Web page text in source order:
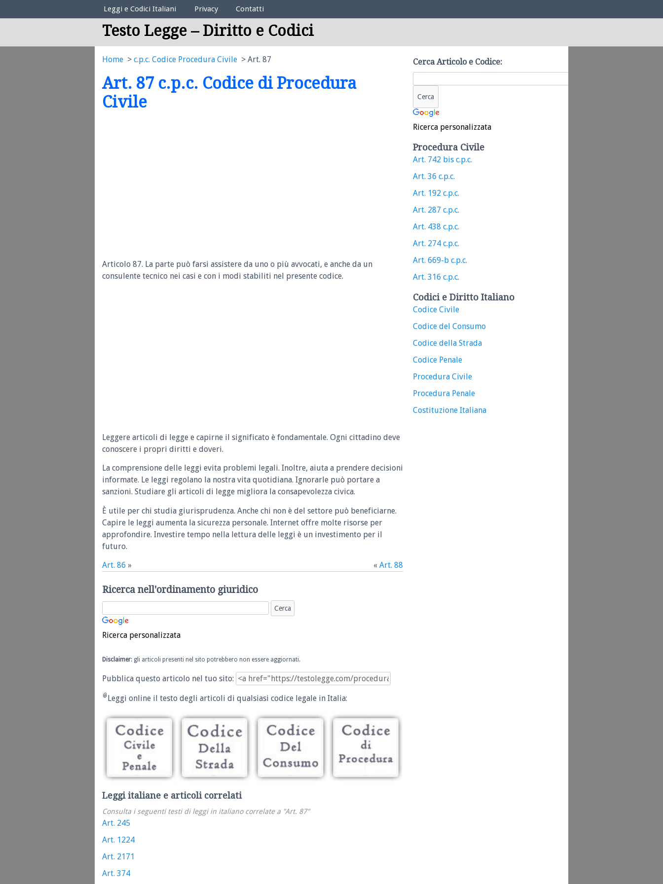
Elenco Codici Legali
Leggi e Codici Italiani Privacy Contatti
Testo Legge – Diritto e Codici
Home c.p.c. Codice Procedura Civile Art. 87
Art. 87 c.p.c. Codice di Procedura
Civile
Articolo 87. La parte può farsi assistere da uno o più avvocati, e anche da un
consulente tecnico nei casi e con i modi stabiliti nel presente codice.
Leggere articoli di legge e capirne il significato è fondamentale. Ogni cittadino deve
conoscere i propri diritti e doveri.
La comprensione delle leggi evita problemi legali. Inoltre, aiuta a prendere decisioni
informate. Le leggi regolano la nostra vita quotidiana. Ignorarle può portare a
sanzioni. Studiare gli articoli di legge migliora la consapevolezza civica.
È utile per chi studia giurisprudenza. Anche chi non è del settore può beneficiarne.
Capire le leggi aumenta la sicurezza personale. Internet offre molte risorse per
approfondire. Investire tempo nella lettura delle leggi è un investimento per il
futuro.
Art. 86 » « Art. 88
Ricerca nell'ordinamento giuridico
Ricerca personalizzata
Disclaimer: gli articoli presenti nel sito potrebbero non essere aggiornati.
Pubblica questo articolo nel tuo sito:
Leggi online il testo degli articoli di qualsiasi codice legale in Italia:
Leggi italiane e articoli correlati
Consulta i seguenti testi di leggi in italiano correlate a "Art. 87"
Art. 245
Art. 1224
Art. 2171
Art. 374
Cerca Articolo e Codice:
Ricerca personalizzata
Procedura Civile
Art. 742 bis c.p.c.
Art. 36 c.p.c.
Art. 192 c.p.c.
Art. 287 c.p.c.
Art. 438 c.p.c.
Art. 274 c.p.c.
Art. 669-b c.p.c.
Art. 316 c.p.c.
Codici e Diritto Italiano
Codice Civile
Codice del Consumo
Codice della Strada
Codice Penale
Procedura Civile
Procedura Penale
Costituzione Italiana